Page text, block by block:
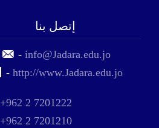
إتصل بنا
-info@Jadara.edu.jo
-http://www.Jadara.edu.jo
+962 2 7201222
+962 2 7201210